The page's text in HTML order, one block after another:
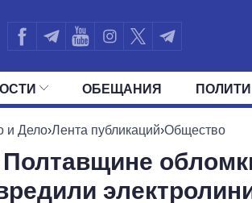
ОБЕЩАНИЯ
ВСЕ ПОЛИТИКИ ПРЕЗИДЕНТ И
и Дело›Лента публикаций›Общество